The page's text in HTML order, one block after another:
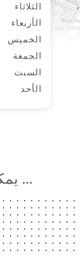
الثلاثاء
الأربعاء
الخميس
الجمعة
السبت
الأحد
…